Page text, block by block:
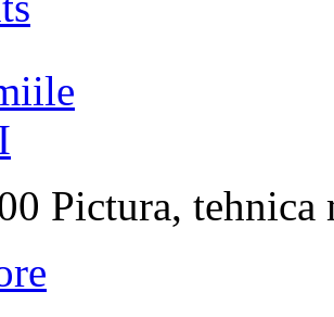
Pictura, tehnica